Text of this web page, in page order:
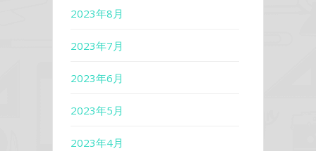
2023年8月
2023年7月
2023年6月
2023年5月
2023年4月